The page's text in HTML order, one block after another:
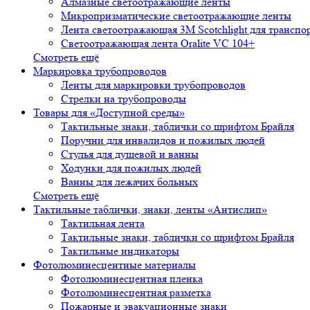
Микропризматические светоотражающие ленты
Лента светоотражающая 3М Scotchlight для
Светоотражающая лента Oralite VC 104+
Смотреть ещё
Маркировка трубопроводов
Ленты для маркировки трубопроводов
Стрелки на трубопроводы
Товары для «Доступной среды»
Тактильные знаки, таблички со шрифтом Брайля
Поручни для инвалидов и пожилых людей
Стулья для душевой и ванны
Ходунки для пожилых людей
Ванны для лежачих больных
Смотреть ещё
Тактильные таблички, знаки, ленты «Антислип»
Тактильная лента
Тактильные знаки, таблички со шрифтом Брайля
Тактильные индикаторы
Фотолюминесцентные материалы
Фотолюминесцентная пленка
Фотолюминесцентная разметка
Пожарные и эвакуационные знаки